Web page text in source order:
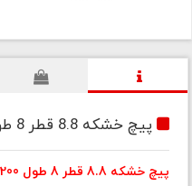
پیچ خشکه 8.8 قطر 8 طول 200 میلیمتر M8*200
پیچ خشکه 8.8 قطر 8 طول 200 میلیمتر M 8*200